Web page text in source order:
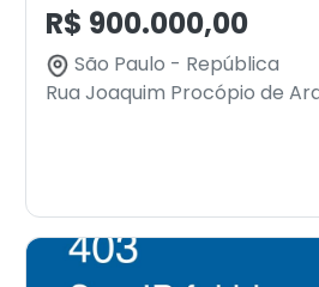
R$ 900.000,00
São Paulo - República
Rua Joaquim Procópio de